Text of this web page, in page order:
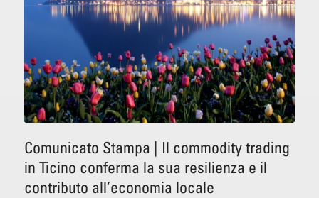
Comunicato Stampa | Il commodity trading
in Ticino conferma la sua resilienza e il
contributo all’economia locale